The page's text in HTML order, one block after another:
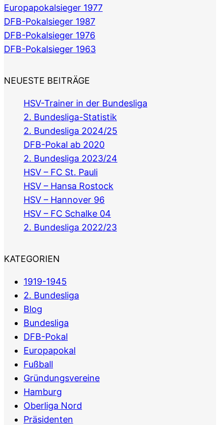
Europapokalsieger 1977
DFB-Pokalsieger 1987
DFB-Pokalsieger 1976
DFB-Pokalsieger 1963
NEUESTE BEITRÄGE
HSV-Trainer in der Bundesliga
2. Bundesliga-Statistik
2. Bundesliga 2024/25
DFB-Pokal ab 2020
2. Bundesliga 2023/24
HSV – FC St. Pauli
HSV – Hansa Rostock
HSV – Hannover 96
HSV – FC Schalke 04
2. Bundesliga 2022/23
KATEGORIEN
1919-1945
2. Bundesliga
Blog
Bundesliga
DFB-Pokal
Europapokal
Fußball
Gründungsvereine
Hamburg
Oberliga Nord
Präsidenten